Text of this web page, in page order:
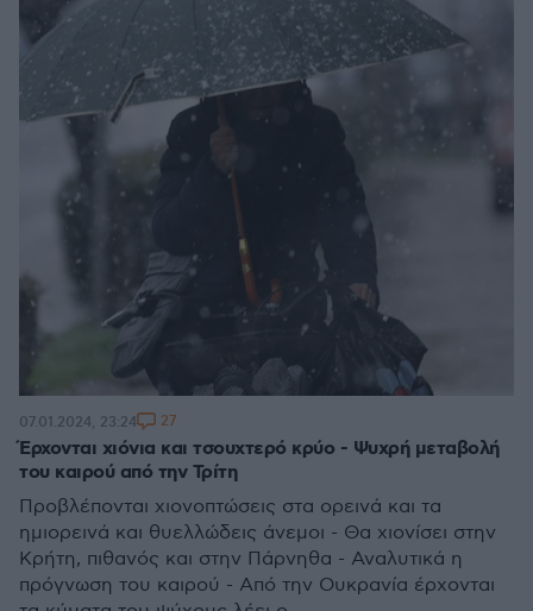
Έρχονται χιόνια και τσουχτερό κρύο - Ψυχρή μεταβολή
του καιρού από την Τρίτη
Προβλέπονται χιονοπτώσεις στα ορεινά και τα
ημιορεινά και θυελλώδεις άνεμοι - Θα χιονίσει στην
Κρήτη, πιθανός και στην Πάρνηθα - Αναλυτικά η
πρόγνωση του καιρού - Από την Ουκρανία έρχονται
07.01.2024, 23:24 27